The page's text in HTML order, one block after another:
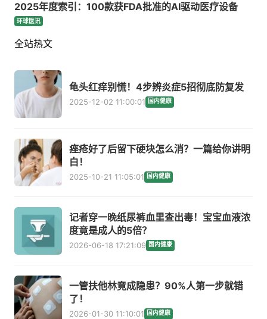
2025年度索引：100款获FDA批准的AI驱动医疗设备
环球医讯
全站热文
龟头红痒别慌！4步辨炎症5招彻底防复发
2025-12-02 11:00:01 国内健康
痤疮好了后留下硬块怎么消？一篇给你讲明
白！
2025-10-21 11:05:01 国内健康
记者穿一晚纸尿裤血里查出毒！宝宝血液浓
度竟是成人的5倍？
2026-06-18 17:21:09 国内健康
一管扶他林竟成隐患？90%人第一步就错
了！
2026-01-30 11:10:01 国内健康